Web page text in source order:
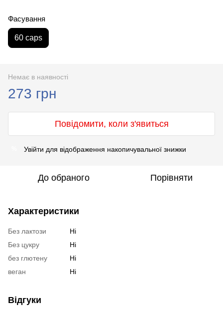
Фасування
60 caps
Немає в наявності
273 грн
Повідомити, коли з'явиться
Увійти для відображення накопичувальної знижки
До обраного Порівняти
Характеристики
Без лактози
Ні
Без цукру
Ні
без глютену
Ні
веган
Ні
Відгуки